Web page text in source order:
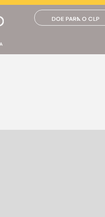
DOE PARA O CLP